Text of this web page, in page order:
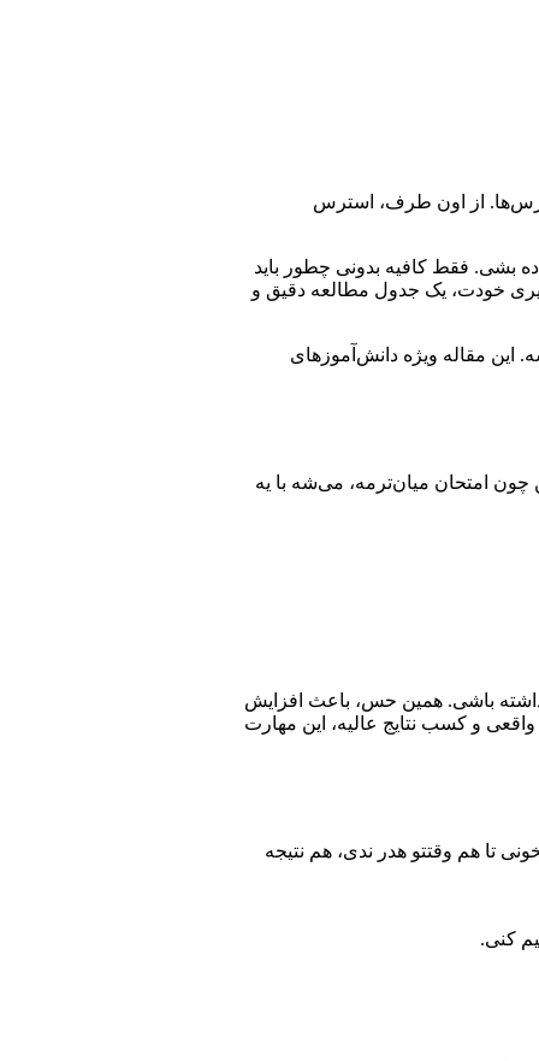
درس‌ها. از اون طرف، استرس
بشی. فقط کافیه بدونی چطور باید
خودت، یک جدول مطالعه دقیق و
این مقاله ویژه دانش‌آموزهای
امتحان میان‌ترمه، می‌شه با یه
باشی. همین حس، باعث افزایش
و کسب نتایج عالیه، این مهارت
تا هم وقتتو هدر ندی، هم نتیجه
کنی.